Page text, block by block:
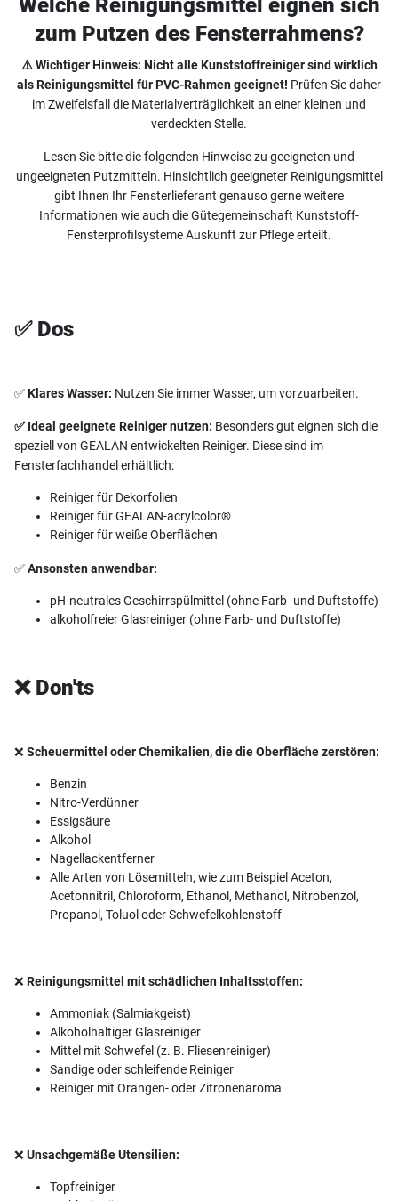
Welche Reinigungsmittel eignen sich
zum Putzen des Fensterrahmens?
⚠️ Wichtiger Hinweis: Nicht alle Kunststoffreiniger sind wirklich
als Reinigungsmittel für PVC-Rahmen geeignet! Prüfen Sie daher
im Zweifelsfall die Materialverträglichkeit an einer kleinen und
verdeckten Stelle.
Lesen Sie bitte die folgenden Hinweise zu geeigneten und
ungeeigneten Putzmitteln. Hinsichtlich geeigneter Reinigungsmittel
gibt Ihnen Ihr Fensterlieferant genauso gerne weitere
Informationen wie auch die Gütegemeinschaft Kunststoff-
Fensterprofilsysteme Auskunft zur Pflege erteilt.
✅ Dos
✅Klares Wasser: Nutzen Sie immer Wasser, um vorzuarbeiten.
✅ Ideal geeignete Reiniger nutzen: Besonders gut eignen sich die
speziell von GEALAN entwickelten Reiniger. Diese sind im
Fensterfachhandel erhältlich:
Reiniger für Dekorfolien
Reiniger für GEALAN-acrylcolor®
Reiniger für weiße Oberflächen
✅Ansonsten anwendbar:
pH-neutrales Geschirrspülmittel (ohne Farb- und Duftstoffe)
alkoholfreier Glasreiniger (ohne Farb- und Duftstoffe)
❌ Don'ts
❌ Scheuermittel oder Chemikalien, die die Oberfläche zerstören:
Benzin
Nitro-Verdünner
Essigsäure
Alkohol
Nagellackentferner
Alle Arten von Lösemitteln, wie zum Beispiel Aceton,
Acetonnitril, Chloroform, Ethanol, Methanol, Nitrobenzol,
Propanol, Toluol oder Schwefelkohlenstoff
❌ Reinigungsmittel mit schädlichen Inhaltsstoffen:
Ammoniak (Salmiakgeist)
Alkoholhaltiger Glasreiniger
Mittel mit Schwefel (z. B. Fliesenreiniger)
Sandige oder schleifende Reiniger
Reiniger mit Orangen- oder Zitronenaroma
❌ Unsachgemäße Utensilien:
Topfreiniger